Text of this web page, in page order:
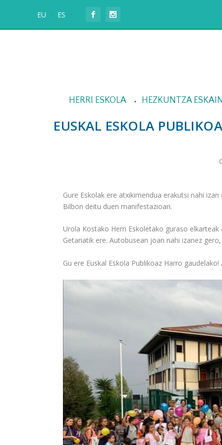
EU ES
HERRI ESKOLA HEZKUNTZA
EUSKAL ESKOLA
Gure Eskolak ere atxikimendua erakutsi nahi
Bilbon deitu duen manifestazioari.
Urola Kostako Herri Eskoletako guraso
Getariatik ere. Autobusean joan nahi izanez
Gu ere Euskal Eskola Publikoaz Harro